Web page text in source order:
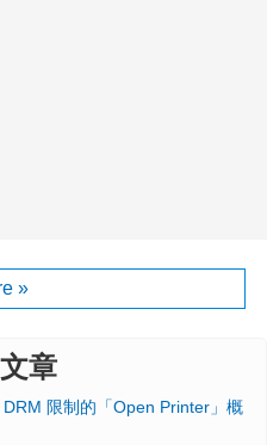
»
章
限制的「Open Printer」概